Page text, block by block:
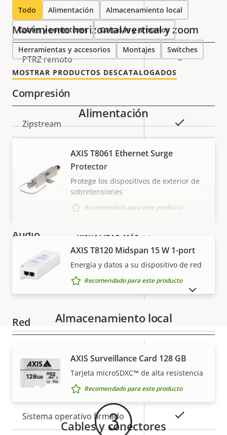
Movimiento horizontal/vertical y zoom
Descripción
de
Valor de
la
PTRZ remoto –
Compresión
Descripción
de
la
propiedad
Zipstream
Baseline,
H.265 –
–
Audio
Descripción
de
Valor de
la
Compatibilidad de audio –
Micrófono integrado
Red
de
propiedad
la
propiedad
Seguridad
Descripción
de
Valor de
la
Sistema operativo firmado
Todo Alimentación Almacenamiento local
Cables y conectores Carcasas y armarios
Herramientas y accesorios Montajes Switches
MOSTRAR PRODUCTOS DESCATALOGADOS
VISUALIZAR MÁS
Alimentación
AXIS T8061 Ethernet Surge
Protector
Protege los dispositivos de exterior de
sobretensiones
Recomendado para este producto
AXIS T8120 Midspan 15 W 1-port
Energía y datos a su dispositivo de red
Recomendado para este producto
Almacenamiento local
AXIS Surveillance Card 128 GB
Tarjeta microSDXC™ de alta resistencia
Recomendado para este producto
Cables y conectores
Garantía